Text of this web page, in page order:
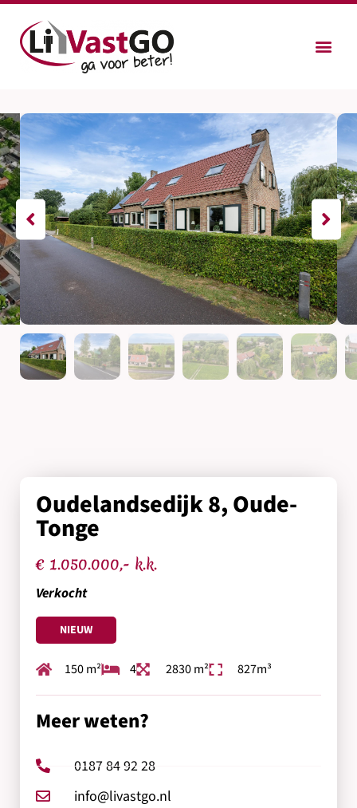
Oudelandsedijk 8, Oude-
Tonge
€ 1.050.000,- k.k.
Verkocht
NIEUW
150 m² 4 2830 m² 827m³
Meer weten?
0187 84 92 28
info@livastgo.nl